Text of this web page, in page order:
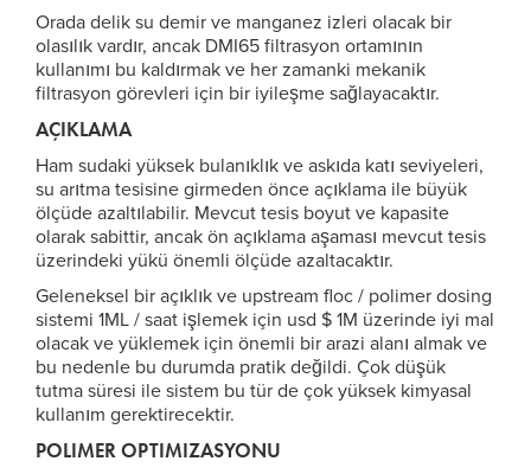
Orada delik su demir ve manganez izleri olacak bir
olasılık vardır, ancak DMI65 filtrasyon ortamının
kullanımı bu kaldırmak ve her zamanki mekanik
filtrasyon görevleri için bir iyileşme sağlayacaktır.
AÇIKLAMA
Ham sudaki yüksek bulanıklık ve askıda katı seviyeleri,
su arıtma tesisine girmeden önce açıklama ile büyük
ölçüde azaltılabilir. Mevcut tesis boyut ve kapasite
olarak sabittir, ancak ön açıklama aşaması mevcut tesis
üzerindeki yükü önemli ölçüde azaltacaktır.
Geleneksel bir açıklık ve upstream floc / polimer dosing
sistemi 1ML / saat işlemek için usd $ 1M üzerinde iyi mal
olacak ve yüklemek için önemli bir arazi alanı almak ve
bu nedenle bu durumda pratik değildi. Çok düşük
tutma süresi ile sistem bu tür de çok yüksek kimyasal
kullanım gerektirecektir.
POLIMER OPTIMIZASYONU